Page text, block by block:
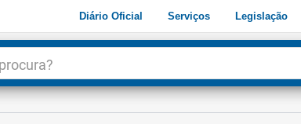
Diário Oficial Serviços Legislação